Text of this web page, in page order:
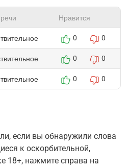
Нравится
0 0
0 0
0 0
если вы обнаружили слова
к оскорбительной,
18+, нажмите справа на